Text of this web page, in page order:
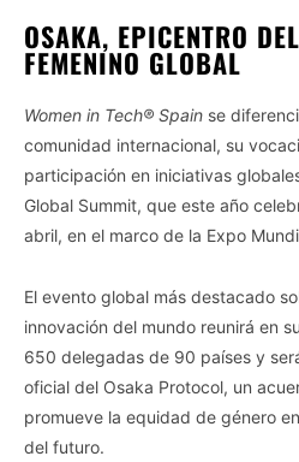
OSAKA, EPICENTRO
FEMENINO GLOBAL
Women in Tech® Spain se
comunidad internacional, su
participación en iniciativas
Global Summit, que este año
abril, en el marco de la Expo
El evento global más destacado
innovación del mundo reunirá en
650 delegadas de 90 países y
oficial del Osaka Protocol, un
promueve la equidad de género
del futuro.